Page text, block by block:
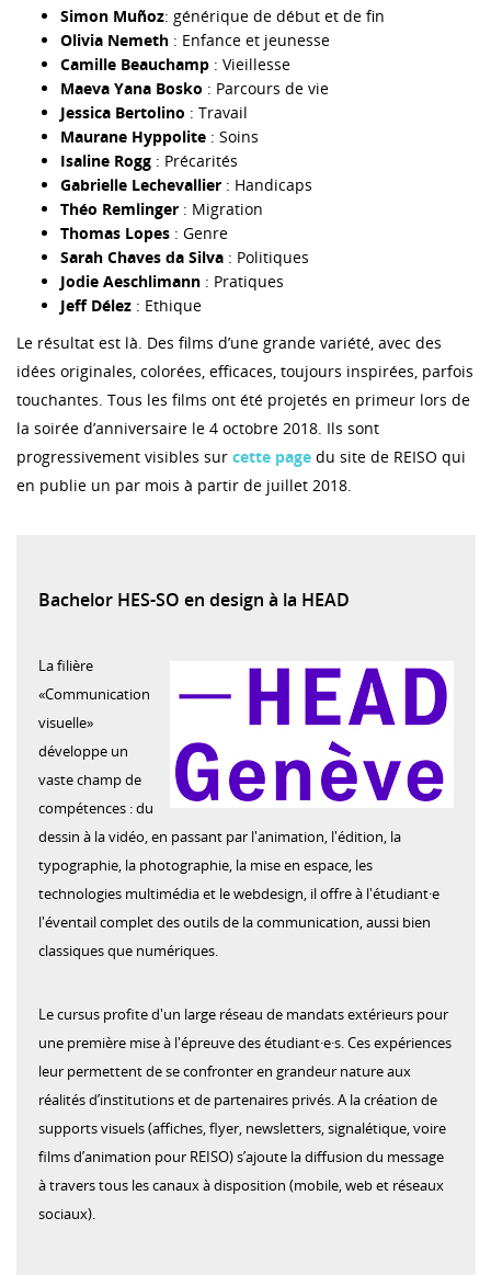
Simon Muñoz: générique de début et de fin
Olivia Nemeth : Enfance et jeunesse
Camille Beauchamp : Vieillesse
Maeva Yana Bosko : Parcours de vie
Jessica Bertolino : Travail
Maurane Hyppolite : Soins
Isaline Rogg : Précarités
Gabrielle Lechevallier : Handicaps
Théo Remlinger : Migration
Thomas Lopes : Genre
Sarah Chaves da Silva : Politiques
Jodie Aeschlimann : Pratiques
Jeff Délez : Ethique
Le résultat est là. Des films d’une grande variété, avec des
idées originales, colorées, efficaces, toujours inspirées, parfois
touchantes. Tous les films ont été projetés en primeur lors de
la soirée d’anniversaire le 4 octobre 2018. Ils sont
progressivement visibles sur cette page du site de REISO qui
en publie un par mois à partir de juillet 2018.
Bachelor HES-SO en design à la HEAD
La filière
«Communication
visuelle»
développe un
vaste champ de
compétences : du
dessin à la vidéo, en passant par l'animation, l'édition, la
typographie, la photographie, la mise en espace, les
technologies multimédia et le webdesign, il offre à l'étudiant·e
l'éventail complet des outils de la communication, aussi bien
classiques que numériques.
Le cursus profite d'un large réseau de mandats extérieurs pour
une première mise à l'épreuve des étudiant·e·s. Ces expériences
leur permettent de se confronter en grandeur nature aux
réalités d’institutions et de partenaires privés. A la création de
supports visuels (affiches, flyer, newsletters, signalétique, voire
films d’animation pour REISO) s’ajoute la diffusion du message
à travers tous les canaux à disposition (mobile, web et réseaux
sociaux).